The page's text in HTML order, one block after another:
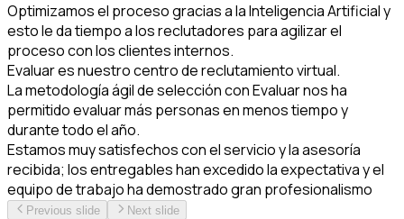
Optimizamos el proceso gracias a la Inteligencia Artificial y
esto le da tiempo a los reclutadores para agilizar el
proceso con los clientes internos.
Evaluar es nuestro centro de reclutamiento virtual.
La metodología ágil de selección con Evaluar nos ha
permitido evaluar más personas en menos tiempo y
durante todo el año.
Estamos muy satisfechos con el servicio y la asesoría
recibida; los entregables han excedido la expectativa y el
equipo de trabajo ha demostrado gran profesionalismo
Previous slide Next slide